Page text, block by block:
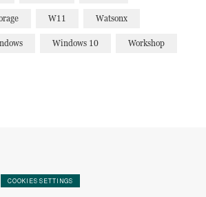
W11 Watsonx
Windows 10 Workshop
COOKIES SETTINGS